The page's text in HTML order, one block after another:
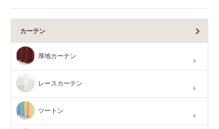
カーテン
厚地カーテン
レースカーテン
ツートン